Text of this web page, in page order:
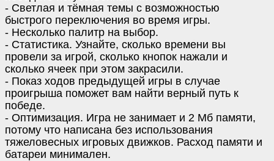
- Светлая и тёмная темы с возможностью
быстрого переключения во время игры.
- Несколько палитр на выбор.
- Статистика. Узнайте, сколько времени вы
провели за игрой, сколько кнопок нажали и
сколько ячеек при этом закрасили.
- Показ ходов предыдущей игры в случае
проигрыша поможет вам найти верный путь к
победе.
- Оптимизация. Игра не занимает и 2 Мб памяти,
потому что написана без использования
тяжеловесных игровых движков. Расход памяти и
батареи минимален.